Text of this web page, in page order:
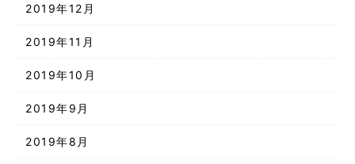
2019年12月
2019年11月
2019年10月
2019年9月
2019年8月